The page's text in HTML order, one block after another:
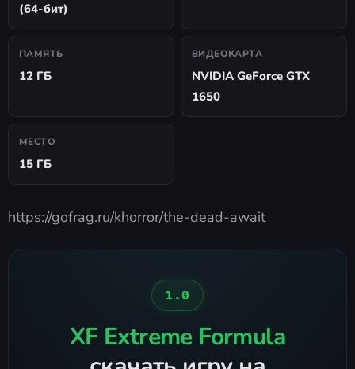
(64-бит)
ПАМЯТЬ
12 ГБ
ВИДЕОКАРТА
NVIDIA GeForce GTX
1650
МЕСТО
15 ГБ
https://gofrag.ru/khorror/the-dead-await
1.0
XF Extreme Formula